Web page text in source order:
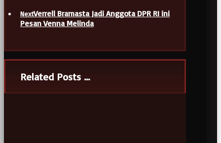
NextVerrell Bramasta Jadi Anggota DPR RI ini
Pesan Venna Melinda
Related Posts ...